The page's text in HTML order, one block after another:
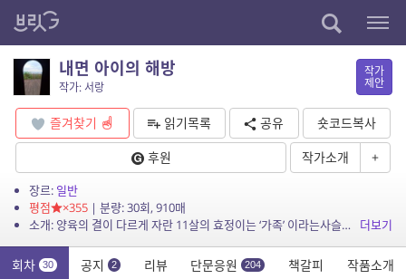
내면 아이의 해방
작가: 서랑
작가
제안
즐겨찾기 읽기목록 공유
숏코드복사
후원
작가소개 +
장르: 일반
평점
×355| 분량: 30회, 910매
소개: 양육의 결이 다르게 자란 11살의 효정이는 ‘가족’ 이라는사슬에 매여 살아간다. 양육자가 되고 돌봄자가 되었다. 과거의 상처와 현재의 심리를 부딪치며 상당한 ...
더보기
회차 30 공지 2 리뷰 단문응원 204 책갈피 작품소개